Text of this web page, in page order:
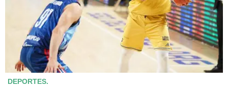
DEPORTES.